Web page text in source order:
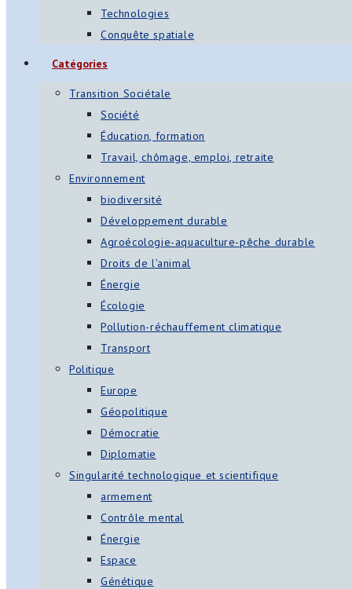
Technologies
Conquête spatiale
Catégories
Transition Sociétale
Société
Éducation, formation
Travail, chômage, emploi, retraite
Environnement
biodiversité
Développement durable
Agroécologie-aquaculture-pêche durable
Droits de l’animal
Énergie
Écologie
Pollution-réchauffement climatique
Transport
Politique
Europe
Géopolitique
Démocratie
Diplomatie
Singularité technologique et scientifique
armement
Contrôle mental
Énergie
Espace
Génétique